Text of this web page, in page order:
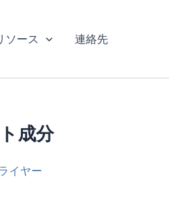
ソース 連絡先
成分
イヤー